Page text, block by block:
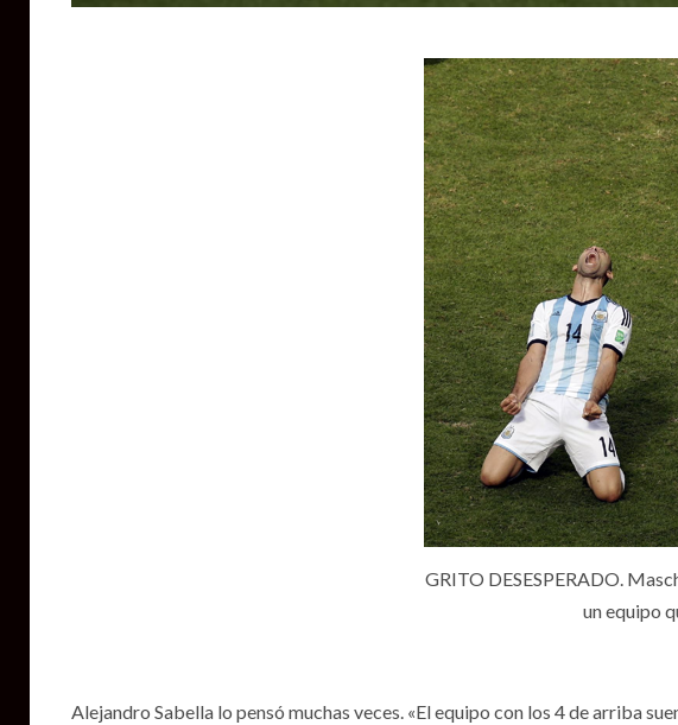
GRITO DESESPERADO.
un equipo
Alejandro Sabella lo pensó muchas veces. «El equipo con los 4 de arriba